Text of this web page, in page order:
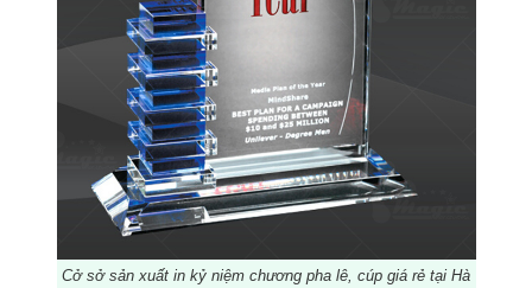
Cở sở sản xuất in kỷ niệm chương pha lê, cúp giá rẻ tại Hà